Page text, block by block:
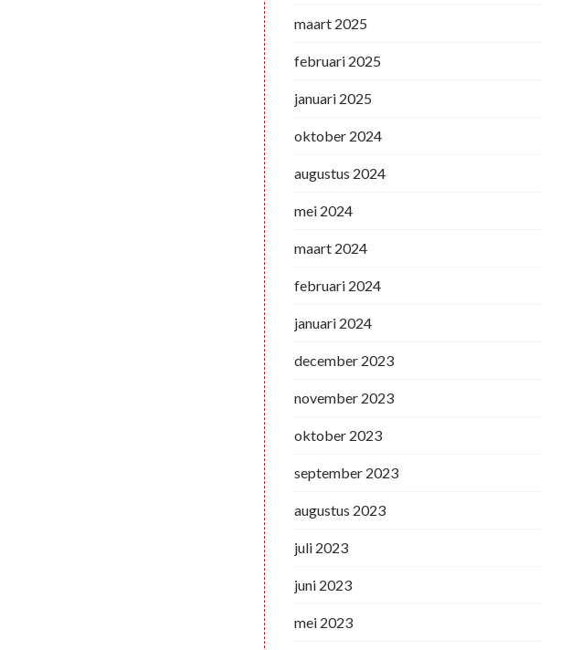
maart 2025
februari 2025
januari 2025
oktober 2024
augustus 2024
mei 2024
maart 2024
februari 2024
januari 2024
december 2023
november 2023
oktober 2023
september 2023
augustus 2023
juli 2023
juni 2023
mei 2023